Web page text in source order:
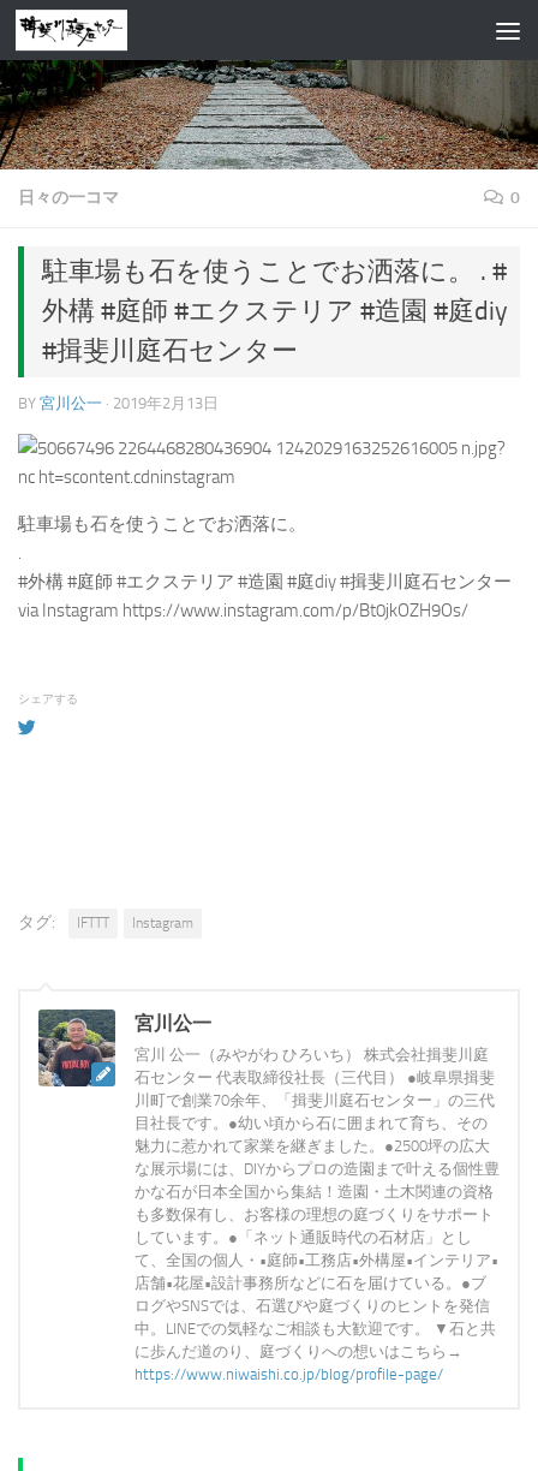
コンテンツへスキップ
日々の一コマ 0
駐車場も石を使うことでお洒落に。 . #
外構 #庭師 #エクステリア #造園 #庭diy
#揖斐川庭石センター
BY 宮川公一 · 2019年2月13日
駐車場も石を使うことでお洒落に。
.
#外構 #庭師 #エクステリア #造園 #庭diy #揖斐川庭石センター
via Instagram https://www.instagram.com/p/Bt0jkOZH9Os/
シェアする
タグ: IFTTT Instagram
宮川公一
宮川 公一（みやがわ ひろいち） 株式会社揖斐川庭
石センター 代表取締役社長（三代目） ●岐阜県揖斐
川町で創業70余年、「揖斐川庭石センター」の三代
目社長です。●幼い頃から石に囲まれて育ち、その
魅力に惹かれて家業を継ぎました。●2500坪の広大
な展示場には、DIYからプロの造園まで叶える個性豊
かな石が日本全国から集結！造園・土木関連の資格
も多数保有し、お客様の理想の庭づくりをサポート
しています。●「ネット通販時代の石材店」とし
て、全国の個人・•庭師•工務店•外構屋•インテリア•
店舗•花屋•設計事務所などに石を届けている。●ブ
ログやSNSでは、石選びや庭づくりのヒントを発信
中。LINEでの気軽なご相談も大歓迎です。 ▼石と共
に歩んだ道のり、庭づくりへの想いはこちら→
https://www.niwaishi.co.jp/blog/profile-page/